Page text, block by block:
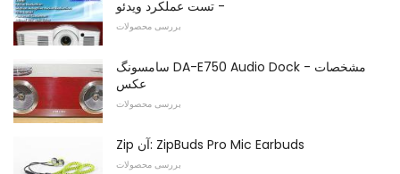
- تست عملکرد ویدئو
بررسی محصولات
سامسونگ DA-E750 Audio Dock - مشخصات
عکس
بررسی محصولات
Zip آن: ZipBuds Pro Mic Earbuds
بررسی محصولات